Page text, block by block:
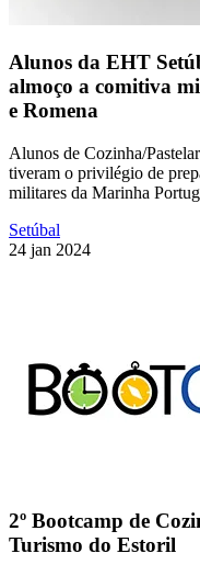
Alunos da EHT
almoço a comitiva
e Romena
Alunos de Cozinha/
tiveram o privilégio de
militares da Marinha
Setúbal
24 jan 2024
2º Bootcamp de
Turismo do Estoril